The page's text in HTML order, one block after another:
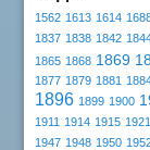
1562 1613 1614
1837 1838 1842
1865 1868 1869
1877 1879 1881
1896 1899 1900
1911 1914 1915 1921
1947 1948 1950